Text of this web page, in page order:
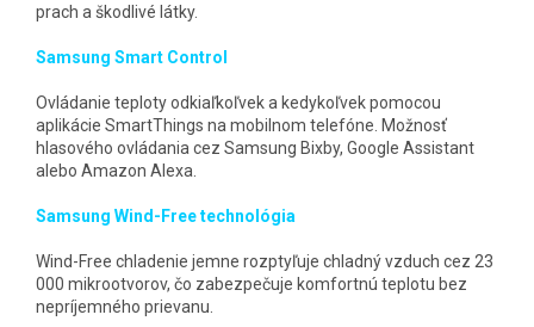
prach a škodlivé látky.
Samsung Smart Control
Ovládanie teploty odkiaľkoľvek a kedykoľvek pomocou
aplikácie SmartThings na mobilnom telefóne. Možnosť
hlasového ovládania cez Samsung Bixby, Google Assistant
alebo Amazon Alexa.
Samsung Wind-Free technológia
Wind-Free chladenie jemne rozptyľuje chladný vzduch cez 23
000 mikrootvorov, čo zabezpečuje komfortnú teplotu bez
nepríjemného prievanu.